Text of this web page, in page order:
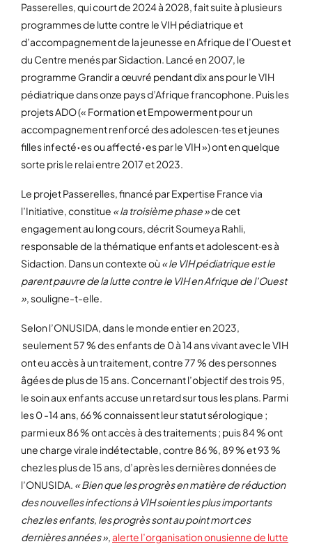
Passerelles, qui court de 2024 à 2028, fait suite à plusieurs
programmes de lutte contre le VIH pédiatrique et
d’accompagnement de la jeunesse en Afrique de l’Ouest et
du Centre menés par Sidaction. Lancé en 2007, le
programme Grandir a œuvré pendant dix ans pour le VIH
pédiatrique dans onze pays d’Afrique francophone. Puis les
projets ADO (« Formation et Empowerment pour un
accompagnement renforcé des adolescen·tes et jeunes
filles infecté·es ou affecté·es par le VIH ») ont en quelque
sorte pris le relai entre 2017 et 2023.
Le projet Passerelles, financé par Expertise France via
l’Initiative, constitue « la troisième phase »de cet
engagement au long cours, décrit Soumeya Rahli,
responsable de la thématique enfants et adolescent·es à
Sidaction. Dans un contexte où « le VIH pédiatrique est le
parent pauvre de la lutte contre le VIH en Afrique de l’Ouest
», souligne-t-elle.
Selon l’ONUSIDA, dans le monde entier en 2023,
seulement 57 % des enfants de 0 à 14 ans vivant avec le VIH
ont eu accès à un traitement, contre 77 % des personnes
âgées de plus de 15 ans. Concernant l’objectif des trois 95,
le soin aux enfants accuse un retard sur tous les plans. Parmi
les 0 -14 ans, 66 % connaissent leur statut sérologique ;
parmi eux 86 % ont accès à des traitements ; puis 84 % ont
une charge virale indétectable, contre 86 %, 89 % et 93 %
chez les plus de 15 ans, d’après les dernières données de
l’ONUSIDA. « Bien que les progrès en matière de réduction
des nouvelles infections à VIH soient les plus importants
chez les enfants, les progrès sont au point mort ces
dernières années » alerte l’organisation onusienne de lutte